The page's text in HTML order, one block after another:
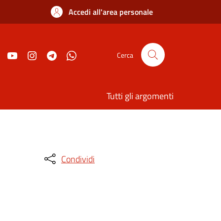
Accedi all'area personale
Cerca
Tutti gli argomenti
Condividi